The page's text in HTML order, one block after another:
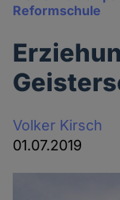
Reformschule
Volker Kirsch
01.07.2019